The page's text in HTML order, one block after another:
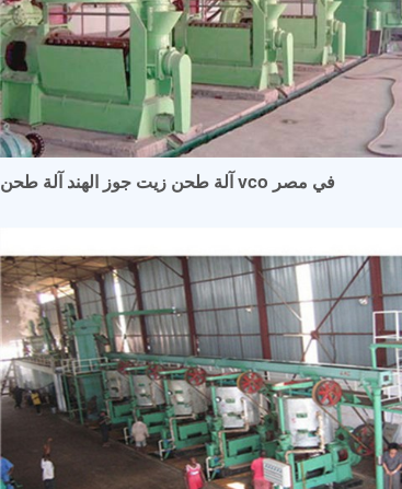
آلة طحن زيت جوز الهند آلة طحن vco في مصر